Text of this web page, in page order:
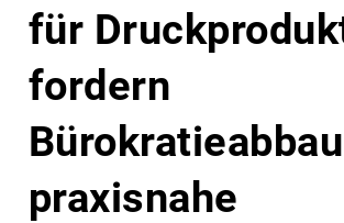
für
fordern
praxisnahe